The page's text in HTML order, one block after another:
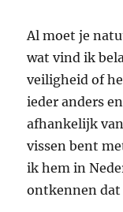
Al moet je
wat vind ik
veiligheid of
ieder anders
afhankelijk
vissen bent
ik hem in
ontkennen dat